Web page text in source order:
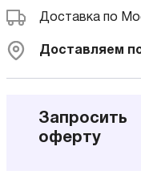
Доставка по
Доставляем
Запросить
оферту